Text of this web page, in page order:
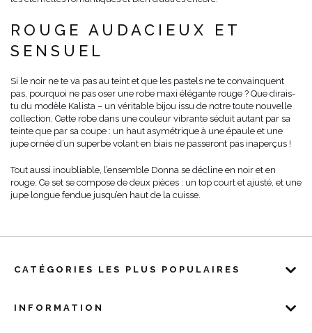
ROUGE AUDACIEUX ET
SENSUEL
Si le noir ne te va pas au teint et que les pastels ne te convainquent
pas, pourquoi ne pas oser une robe maxi élégante rouge ? Que dirais-
tu du modèle Kalista – un véritable bijou issu de notre toute nouvelle
collection. Cette robe dans une couleur vibrante séduit autant par sa
teinte que par sa coupe : un haut asymétrique à une épaule et une
jupe ornée d’un superbe volant en biais ne passeront pas inaperçus !
Tout aussi inoubliable, l’ensemble Donna se décline en noir et en
rouge. Ce set se compose de deux pièces : un top court et ajusté, et une
jupe longue fendue jusqu’en haut de la cuisse.
CATÉGORIES LES PLUS POPULAIRES
INFORMATION